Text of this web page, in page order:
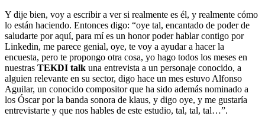
Y dije bien, voy a escribir a ver si realmente es él, y realmente cómo
lo están haciendo. Entonces digo: “oye tal, encantado de poder de
saludarte por aquí, para mí es un honor poder hablar contigo por
Linkedin, me parece genial, oye, te voy a ayudar a hacer la
encuesta, pero te propongo otra cosa, yo hago todos los meses en
nuestras TEKDI talk una entrevista a un personaje conocido, a
alguien relevante en su sector, digo hace un mes estuvo Alfonso
Aguilar, un conocido compositor que ha sido además nominado a
los Óscar por la banda sonora de klaus, y digo oye, y me gustaría
entrevistarte y que nos hables de este estudio, tal, tal, tal…”.